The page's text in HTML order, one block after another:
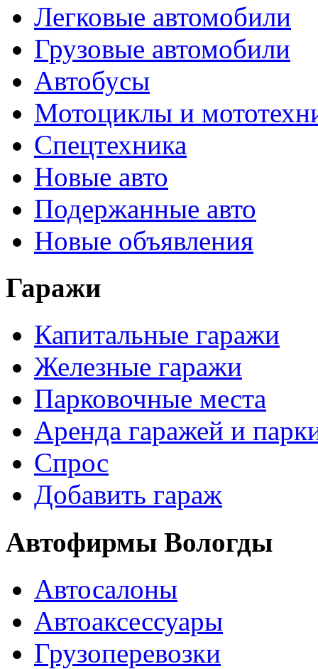
Легковые автомобили
Грузовые автомобили
Автобусы
Мотоциклы и
Спецтехника
Новые авто
Подержанные авто
Новые объявления
Гаражи
Капитальные гаражи
Железные гаражи
Парковочные места
Аренда гаражей и
Спрос
Добавить гараж
Автофирмы Вологды
Автосалоны
Автоаксессуары
Грузоперевозки